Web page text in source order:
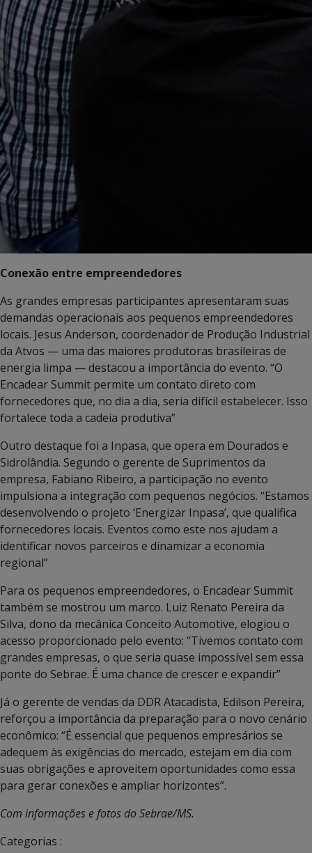
Conexão entre empreendedores
As grandes empresas participantes apresentaram suas
demandas operacionais aos pequenos empreendedores
locais. Jesus Anderson, coordenador de Produção Industrial
da Atvos — uma das maiores produtoras brasileiras de
energia limpa — destacou a importância do evento. “O
Encadear Summit permite um contato direto com
fornecedores que, no dia a dia, seria difícil estabelecer. Isso
fortalece toda a cadeia produtiva”
Outro destaque foi a Inpasa, que opera em Dourados e
Sidrolândia. Segundo o gerente de Suprimentos da
empresa, Fabiano Ribeiro, a participação no evento
impulsiona a integração com pequenos negócios. “Estamos
desenvolvendo o projeto ‘Energizar Inpasa’, que qualifica
fornecedores locais. Eventos como este nos ajudam a
identificar novos parceiros e dinamizar a economia
regional”
Para os pequenos empreendedores, o Encadear Summit
também se mostrou um marco. Luiz Renato Pereira da
Silva, dono da mecânica Conceito Automotive, elogiou o
acesso proporcionado pelo evento: “Tivemos contato com
grandes empresas, o que seria quase impossível sem essa
ponte do Sebrae. É uma chance de crescer e expandir”
Já o gerente de vendas da DDR Atacadista, Edilson Pereira,
reforçou a importância da preparação para o novo cenário
econômico: “É essencial que pequenos empresários se
adequem às exigências do mercado, estejam em dia com
suas obrigações e aproveitem oportunidades como essa
para gerar conexões e ampliar horizontes”.
Com informações e fotos do Sebrae/MS.
Categorias :